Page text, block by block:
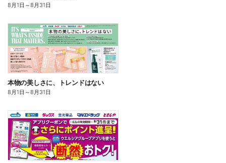
8月1日 ～8月31日
本物の美しさに、トレンドはない
8月1日 ～8月31日